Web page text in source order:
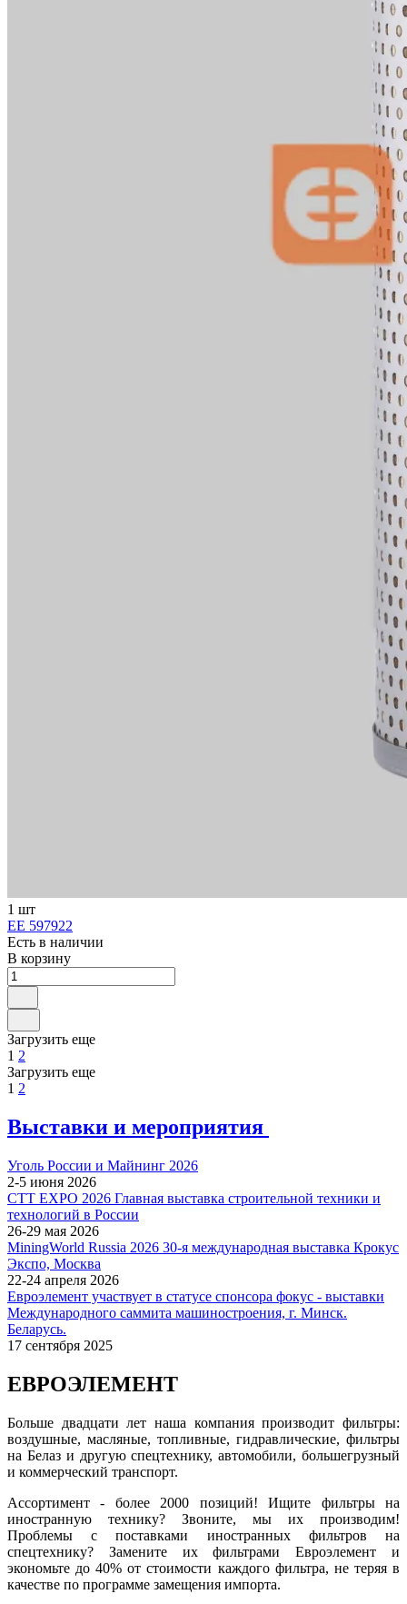
1 шт
ЕЕ 597922
Есть в наличии
В корзину
Загрузить еще
1 2
Загрузить еще
1 2
Выставки и мероприятия
Уголь России и Майнинг 2026
2-5 июня 2026
СТТ EXPO 2026 Главная выставка строительной техники и
технологий в России
26-29 мая 2026
MiningWorld Russia 2026 30-я международная выставка Крокус
Экспо, Москва
22-24 апреля 2026
Евроэлемент участвует в статусе спонсора фокус - выставки
Международного саммита машиностроения, г. Минск.
Беларусь.
17 сентября 2025
ЕВРОЭЛЕМЕНТ
Больше двадцати лет наша компания производит фильтры:
воздушные, масляные, топливные, гидравлические, фильтры
на Белаз и другую спецтехнику, автомобили, большегрузный
и коммерческий транспорт.
Ассортимент - более 2000 позиций! Ищите фильтры на
иностранную технику? Звоните, мы их производим!
Проблемы с поставками иностранных фильтров на
спецтехнику? Замените их фильтрами Евроэлемент и
экономьте до 40% от стоимости каждого фильтра, не теряя в
качестве по программе замещения импорта.